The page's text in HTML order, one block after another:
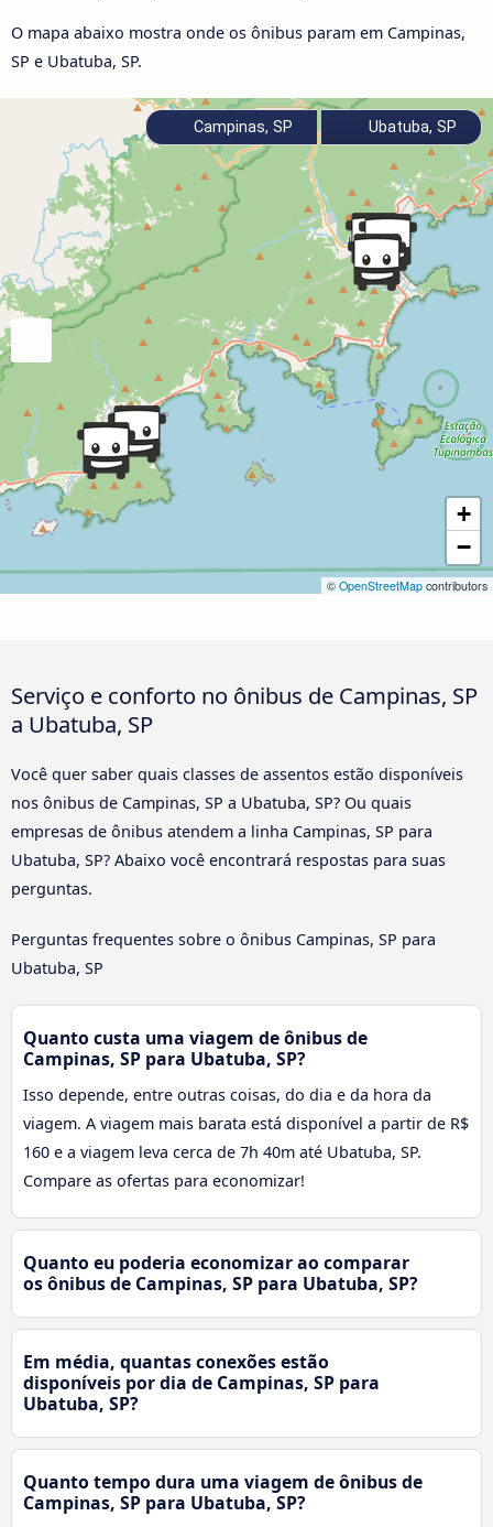
O mapa abaixo mostra onde os ônibus param em Campinas,
SP e Ubatuba, SP.
+
−
© OpenStreetMap contributors
Campinas, SP Ubatuba, SP
Serviço e conforto no ônibus de Campinas, SP
a Ubatuba, SP
Você quer saber quais classes de assentos estão disponíveis
nos ônibus de Campinas, SP a Ubatuba, SP? Ou quais
empresas de ônibus atendem a linha Campinas, SP para
Ubatuba, SP? Abaixo você encontrará respostas para suas
perguntas.
Perguntas frequentes sobre o ônibus Campinas, SP para
Ubatuba, SP
Quanto custa uma viagem de ônibus de
Campinas, SP para Ubatuba, SP?
Isso depende, entre outras coisas, do dia e da hora da
viagem. A viagem mais barata está disponível a partir de R$
160 e a viagem leva cerca de 7h 40m até Ubatuba, SP.
Compare as ofertas para economizar!
Quanto eu poderia economizar ao comparar
os ônibus de Campinas, SP para Ubatuba, SP?
Em média, quantas conexões estão
disponíveis por dia de Campinas, SP para
Ubatuba, SP?
Quanto tempo dura uma viagem de ônibus de
Campinas, SP para Ubatuba, SP?